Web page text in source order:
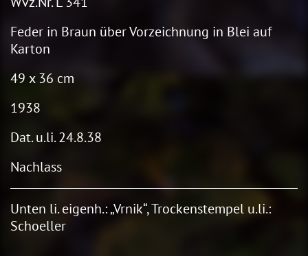
Feder in Braun über Vorzeichnung in Blei auf
Karton
49 x 36 cm
1938
Dat. u.li. 24.8.38
Nachlass
Unten li. eigenh.: „Vrnik“, Trockenstempel u.li.:
Schoeller